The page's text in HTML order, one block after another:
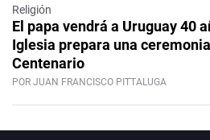
Religión
El papa vendrá a Uruguay 40
Iglesia prepara una
Centenario
POR JUAN FRANCISCO PITTALUGA